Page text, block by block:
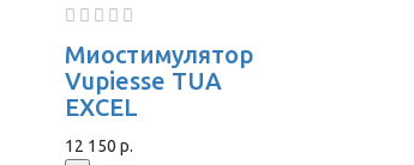
Миостимулятор
Vupiesse TUA
EXCEL
12 150 р.